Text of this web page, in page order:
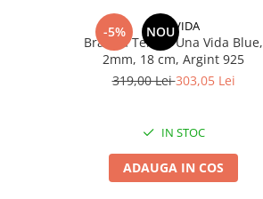
-5% NOU
UNA VIDA
Bratara Tennis Una Vida Blue,
2mm, 18 cm, Argint 925
319,00 Lei303,05 Lei
IN STOC
ADAUGA IN COS